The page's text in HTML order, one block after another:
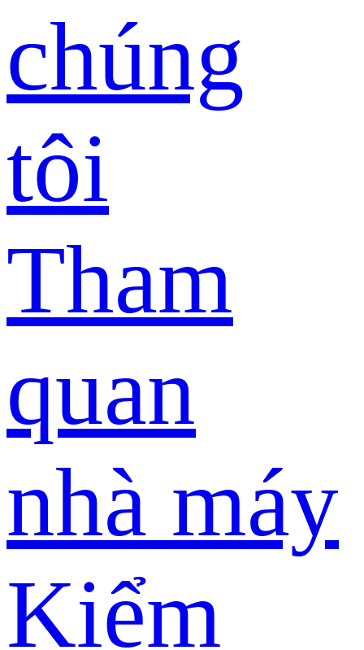
chúng
tôi
Tham
quan
nhà máy
Kiểm